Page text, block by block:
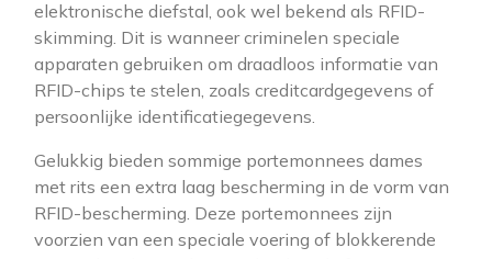
elektronische diefstal, ook wel bekend als RFID-
skimming. Dit is wanneer criminelen speciale
apparaten gebruiken om draadloos informatie van
RFID-chips te stelen, zoals creditcardgegevens of
persoonlijke identificatiegegevens.
Gelukkig bieden sommige portemonnees dames
met rits een extra laag bescherming in de vorm van
RFID-bescherming. Deze portemonnees zijn
voorzien van een speciale voering of blokkerende